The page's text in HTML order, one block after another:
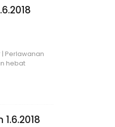
| Perlawanan
hebat